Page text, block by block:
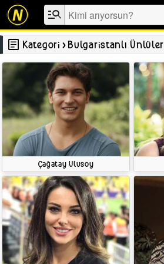
manage_search
article Kategori ›Bulgaristanlı Ünlüler
Çağatay Ulusoy